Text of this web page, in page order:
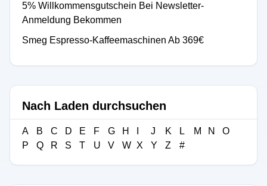
5% Willkommensgutschein Bei Newsletter-
Anmeldung Bekommen
Smeg Espresso-Kaffeemaschinen Ab 369€
Nach Laden durchsuchen
A B C D E F G H J K L M N
O
P
Q R S T U V W X Y Z #